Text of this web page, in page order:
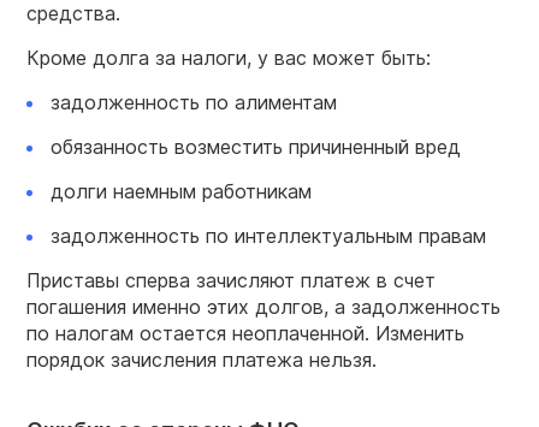
средства.
Кроме долга за налоги, у вас может быть:
задолженность по алиментам
обязанность возместить причиненный вред
долги наемным работникам
задолженность по интеллектуальным правам
Приставы сперва зачисляют платеж в счет
погашения именно этих долгов, а задолженность
по налогам остается неоплаченной. Изменить
порядок зачисления платежа нельзя.